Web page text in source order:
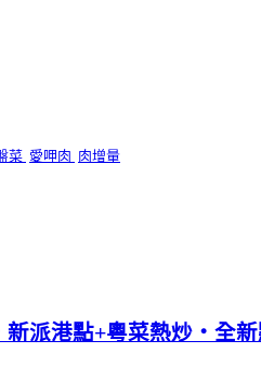
菜 愛呷肉 肉增量
派港點+粵菜熱炒‧全